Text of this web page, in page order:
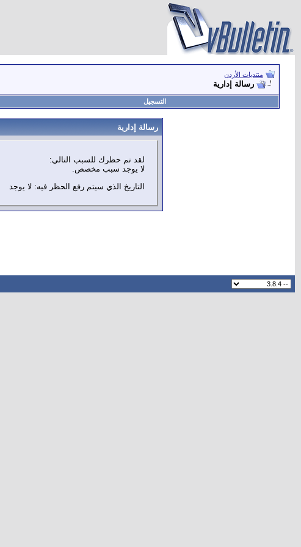
منتديات الأردن
رسالة إدارية
التسجيل
رسالة إدارية
لقد تم حظرك للسبب التالي:
لا يوجد سبب مخصص.
التاريخ الذي سيتم رفع الحظر فيه: لا يوجد